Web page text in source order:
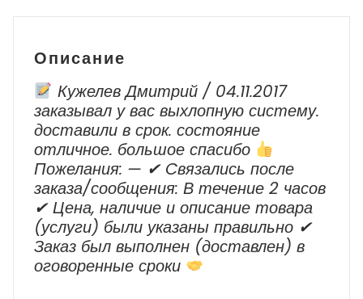
VI
Описание
Кужелев Дмитрий / 04.11.2017
заказывал у вас выхлопную систему.
доставили в срок. состояние
отличное. большое спасибо
Пожелания: — ✔ Cвязались после
заказа/сообщения: В течение 2 часов
✔ Цена, наличие и описание товара
(услуги) были указаны правильно ✔
Заказ был выполнен (доставлен) в
оговоренные сроки